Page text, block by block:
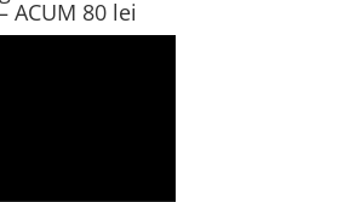
ACUM 80 lei